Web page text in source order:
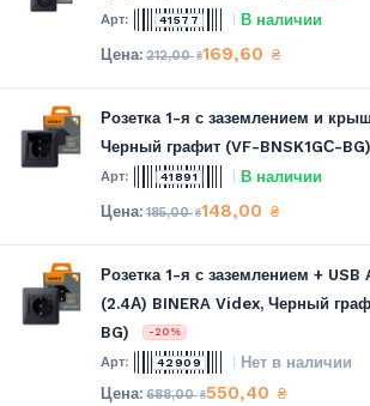
41577 В наличии
212,00₴169,60 ₴
Розетка 1-я с заземлением и
Черный графит (VF-BNSK1GС-BG)
41891 В наличии
185,00₴148,00 ₴
Розетка 1-я с заземлением + USB
(2.4А) BINERA Videx, Черный
BG)
-20%
42909 Нет в наличии
688,00₴550,40 ₴